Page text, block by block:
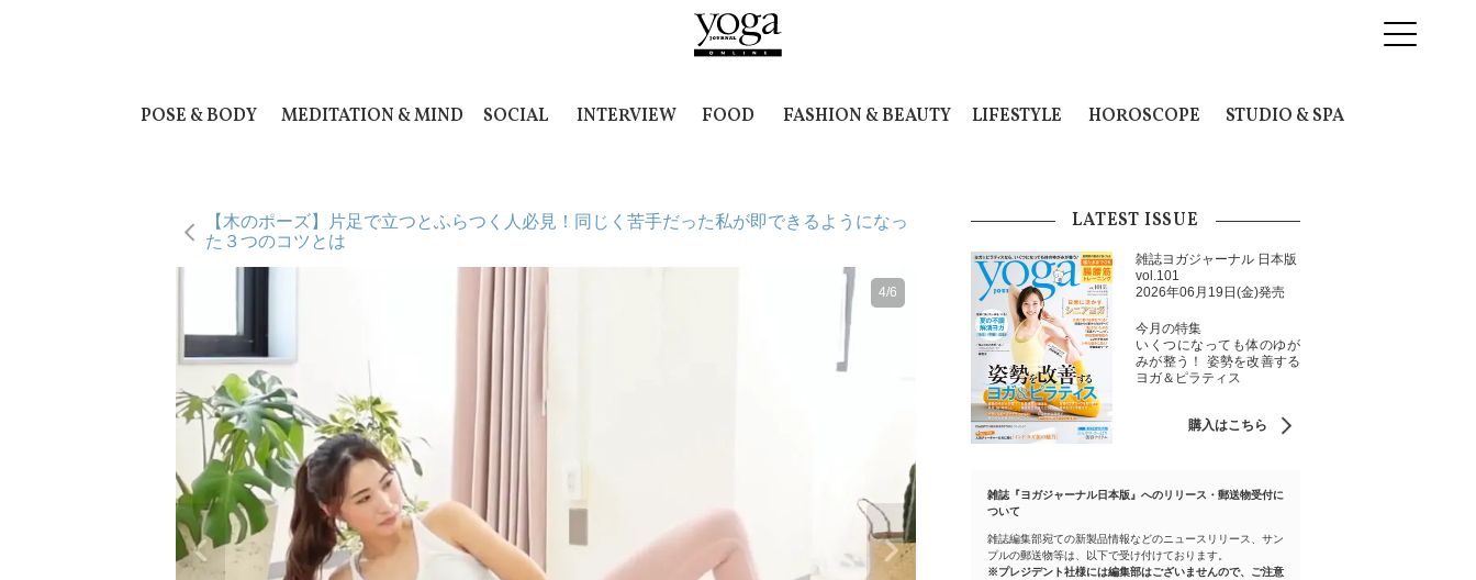
POSE & BODY MEDITATION & MIND SOCIAL INTERVIEW FOOD FASHION & BEAUTY LIFESTYLE HOROSCOPE STUDIO & SPA
【木のポーズ】片足で立つとふらつく人必見！同じく苦手だった私が即できるようになっ
た３つのコツとは
4/6
LATEST ISSUE
雑誌ヨガジャーナル 日本版
vol.101
2026年06月19日(金)発売
今月の特集
いくつになっても体のゆが
みが整う！ 姿勢を改善する
ヨガ＆ピラティス
購入はこちら
雑誌『ヨガジャーナル日本版』へのリリース・郵送物受付に
ついて
雑誌編集部宛ての新製品情報などのニュースリリース、サン
プルの郵送物等は、以下で受け付けております。
※プレジデント社様には編集部はございませんので、ご注意